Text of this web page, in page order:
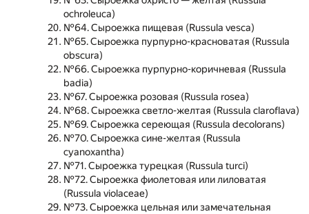
ochroleuca)
№64. Сыроежка пищевая (Russula vesca)
№65. Сыроежка пурпурно-красноватая (Russula
obscura)
№66. Сыроежка пурпурно-коричневая (Russula
badia)
№67. Сыроежка розовая (Russula rosea)
№68. Сыроежка светло-желтая (Russula claroflava)
№69. Сыроежка сереющая (Russula decolorans)
№70. Сыроежка сине-желтая (Russula
cyanoxantha)
№71. Сыроежка турецкая (Russula turci)
№72. Сыроежка фиолетовая или лиловатая
(Russula violaceae)
№73. Сыроежка цельная или замечательная